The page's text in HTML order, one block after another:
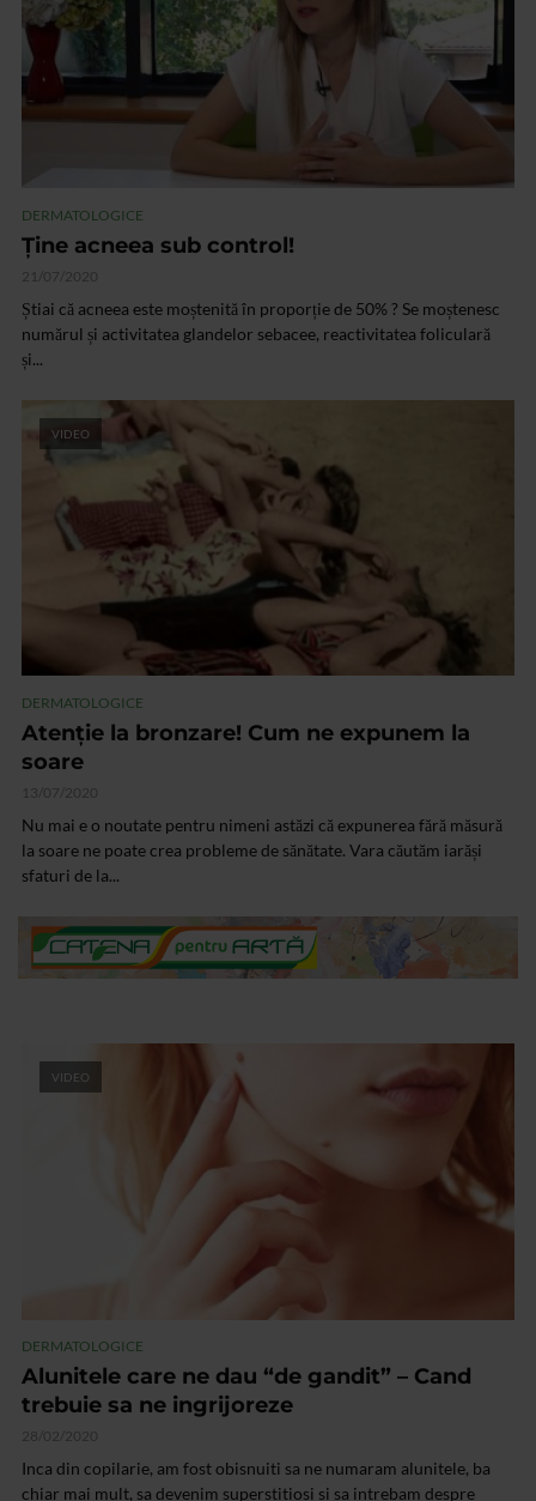
DERMATOLOGICE
Ține acneea sub control!
21/07/2020
Știai că acneea este moștenită în proporție de 50% ? Se moștenesc
numărul și activitatea glandelor sebacee, reactivitatea foliculară
și...
VIDEO
DERMATOLOGICE
Atenție la bronzare! Cum ne expunem la
soare
13/07/2020
Nu mai e o noutate pentru nimeni astăzi că expunerea fără măsură
la soare ne poate crea probleme de sănătate. Vara căutăm iarăși
sfaturi de la...
VIDEO
DERMATOLOGICE
Alunitele care ne dau “de gandit” – Cand
trebuie sa ne ingrijoreze
28/02/2020
Inca din copilarie, am fost obisnuiti sa ne numaram alunitele, ba
chiar mai mult, sa devenim superstitiosi si sa intrebam despre